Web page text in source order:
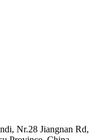
Nr.28 Jiangnan Rd,